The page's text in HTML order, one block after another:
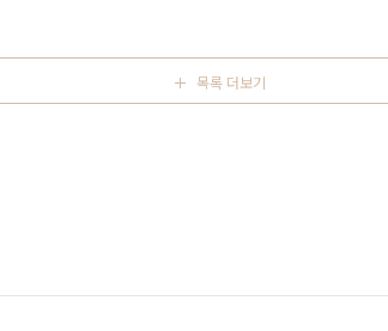
목록 더보기